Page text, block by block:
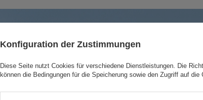
Konfiguration der Zustimmungen
Diese Seite nutzt Cookies für verschiedene Dienstleistungen. Die
können die Bedingungen für die Speicherung sowie den Zugriff auf